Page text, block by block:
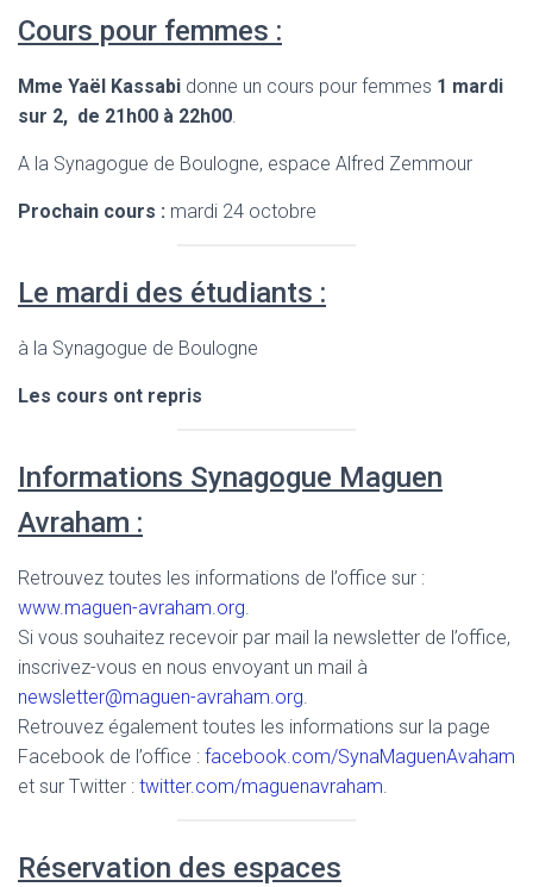
Cours pour femmes :
Mme Yaël Kassabi donne un cours pour femmes 1 mardi
sur 2, de 21h00 à 22h00.
A la Synagogue de Boulogne, espace Alfred Zemmour
Prochain cours : mardi 24 octobre
Le mardi des étudiants :
à la Synagogue de Boulogne
Les cours ont repris
Informations Synagogue Maguen
Avraham :
Retrouvez toutes les informations de l’office sur :
www.maguen-avraham.org.
Si vous souhaitez recevoir par mail la newsletter de l’office,
inscrivez-vous en nous envoyant un mail à
newsletter@maguen-avraham.org.
Retrouvez également toutes les informations sur la page
Facebook de l’office : facebook.com/SynaMaguenAvaham
et sur Twitter : twitter.com/maguenavraham.
Réservation des espaces